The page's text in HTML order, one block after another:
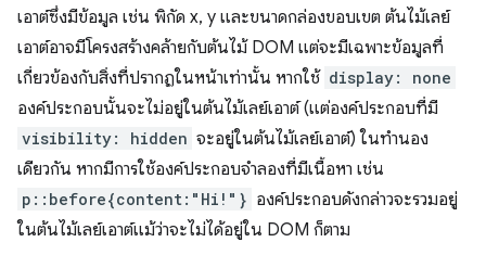
เอาต์ซึ่งมีข้อมูล เช่น พิกัด x, y และขนาดกล่องขอบเขต ต้นไม้เลย์
เอาต์อาจมีโครงสร้างคล้ายกับต้นไม้ DOM แต่จะมีเฉพาะข้อมูลที่
เกี่ยวข้องกับสิ่งที่ปรากฏในหน้าเท่านั้น หากใช้ display: none
องค์ประกอบนั้นจะไม่อยู่ในต้นไม้เลย์เอาต์ (แต่องค์ประกอบที่มี
visibility: hidden จะอยู่ในต้นไม้เลย์เอาต์) ในทำนอง
เดียวกัน หากมีการใช้องค์ประกอบจำลองที่มีเนื้อหา เช่น
p::before{content:"Hi!"} องค์ประกอบดังกล่าวจะรวมอยู่
ในต้นไม้เลย์เอาต์แม้ว่าจะไม่ได้อยู่ใน DOM ก็ตาม